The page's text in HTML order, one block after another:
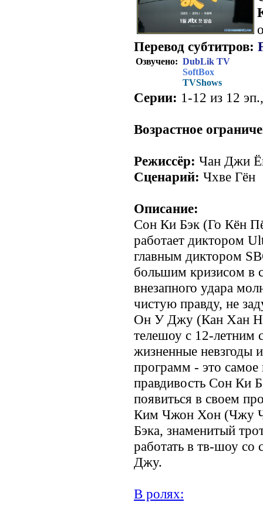
Перевод субтитров:
Озвучено: DubLik TV
SoftBox
TVShows
Серии: 1-12 из 12
Возрастное
Режиссёр: Чан Джи
Сценарий: Чхве Гён
Описание:
Сон Ки Бэк (Го Кён
работает диктором
главным диктором
большим кризисом в
внезапного удара
чистую правду, не
Он У Джу (Кан Хан
телешоу с 12-летним
жизненные невзгоды
программ - это самое
правдивость Сон Ки
появиться в своем
Ким Чжон Хон (Чжу
Бэка, знаменитый
работать в тв-шоу
Джу.
В ролях: